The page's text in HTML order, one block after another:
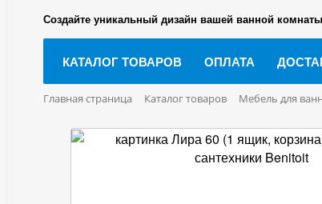
Создайте уникальный дизайн вашей ванной
КАТАЛОГ ТОВАРОВ ОПЛАТА
Главная страница Каталог товаров Мебель для